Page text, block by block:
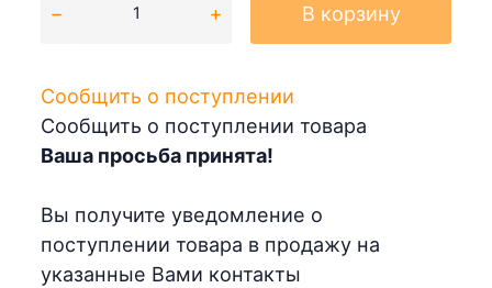
В корзину
Сообщить о поступлении
Сообщить о поступлении товара
Ваша просьба принята!
Вы получите уведомление о
поступлении товара в продажу на
указанные Вами контакты